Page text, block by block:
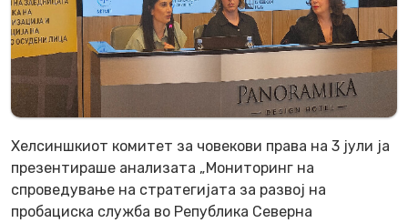
Хелсиншкиот комитет за човекови права на 3 јули ја
презентираше анализата „Мониторинг на
спроведување на стратегијата за развој на
пробациска служба во Република Северна